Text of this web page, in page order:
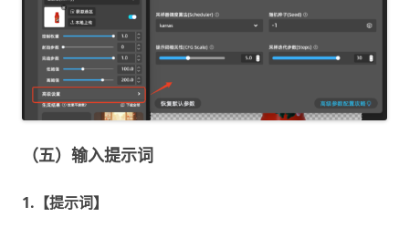
（五）输入提示词
1.【提示词】